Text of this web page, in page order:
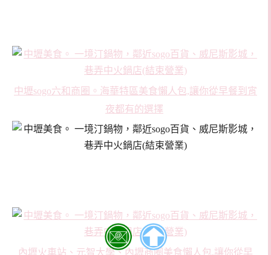
中壢sogo六和商圈。海華特區美食懶人包,讓你從早餐到宵
夜都有的選擇
內壢火車站、元智大學、內壢商圈美食懶人包,讓你從早